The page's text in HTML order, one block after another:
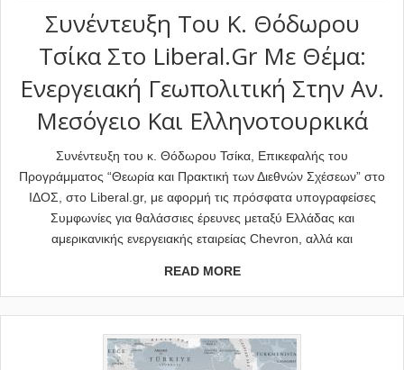
Συνέντευξη Του Κ. Θόδωρου
Τσίκα Στο Liberal.gr Με Θέμα:
Ενεργειακή Γεωπολιτική Στην Αν.
Μεσόγειο Και Ελληνοτουρκικά
Συνέντευξη του κ. Θόδωρου Τσίκα, Επικεφαλής του
Προγράμματος “Θεωρία και Πρακτική των Διεθνών Σχέσεων” στο
ΙΔΟΣ, στο Liberal.gr, με αφορμή τις πρόσφατα υπογραφείσες
Συμφωνίες για θαλάσσιες έρευνες μεταξύ Ελλάδας και
αμερικανικής ενεργειακής εταιρείας Chevron, αλλά και
READ MORE